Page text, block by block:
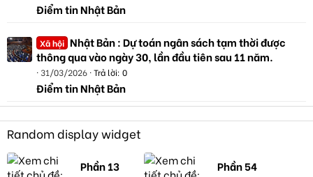
Điểm tin Nhật Bản
Xã hội Nhật Bản : Dự toán ngân sách tạm thời được
thông qua vào ngày 30, lần đầu tiên sau 11 năm.
31/03/2026 Trả lời: 0
Điểm tin Nhật Bản
Random display widget
Phần 13 Phần 54